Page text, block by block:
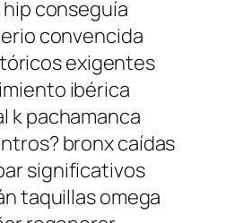
conseguía
convencida
exigentes
ibérica
k pachamanca
bronx caídas
significativos
taquillas omega